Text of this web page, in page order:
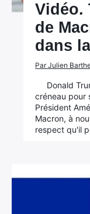
Vidéo.
de
dans
Par Julien
Donald
créneau pour
Président
Macron, à
respect qu'il